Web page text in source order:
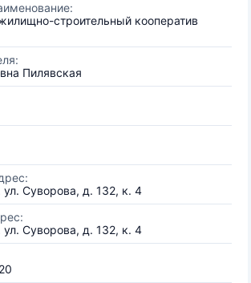
строительный кооператив
Пилявская
ул. Суворова, д. 132, к. 4
ул. Суворова, д. 132, к. 4